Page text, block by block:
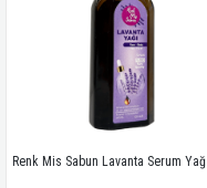
Renk Mis Sabun Lavanta Serum Yağ